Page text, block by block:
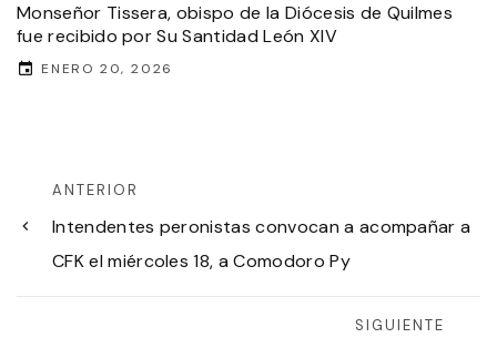
Monseñor Tissera, obispo de la Diócesis de Quilmes
fue recibido por Su Santidad León XIV
ENERO 20, 2026
ANTERIOR
Intendentes peronistas convocan a acompañar a
CFK el miércoles 18, a Comodoro Py
SIGUIENTE